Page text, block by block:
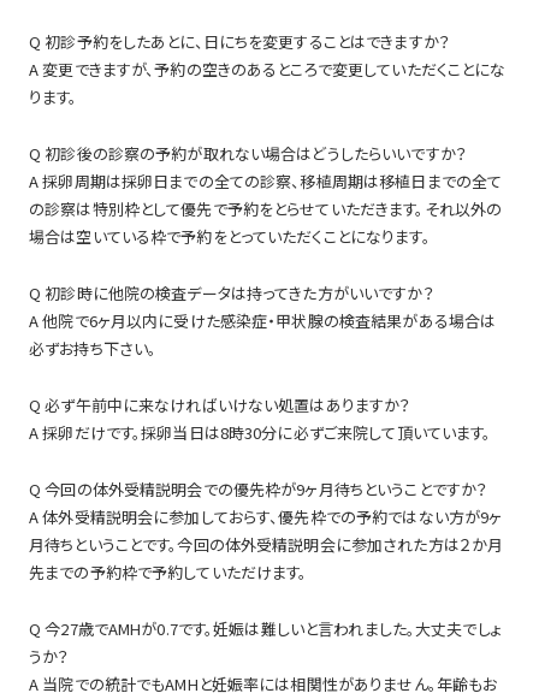
Q 初診予約をしたあとに、日にちを変更することはできますか？
A 変更できますが、予約の空きのあるところで変更していただくことにな
ります。
Q 初診後の診察の予約が取れない場合はどうしたらいいですか？
A 採卵周期は採卵日までの全ての診察、移植周期は移植日までの全て
の診察は特別枠として優先で予約をとらせていただきます。それ以外の
場合は空いている枠で予約をとっていただくことになります。
Q 初診時に他院の検査データは持ってきた方がいいですか？
A 他院で6ヶ月以内に受けた感染症・甲状腺の検査結果がある場合は
必ずお持ち下さい。
Q 必ず午前中に来なければいけない処置はありますか？
A 採卵だけです。採卵当日は8時30分に必ずご来院して頂いています。
Q 今回の体外受精説明会での優先枠が9ヶ月待ちということですか？
A 体外受精説明会に参加しておらす、優先枠での予約ではない方が9ヶ
月待ちということです。今回の体外受精説明会に参加された方は２か月
先までの予約枠で予約していただけます。
Q 今27歳でAMHが0.7です。妊娠は難しいと言われました。大丈夫でしょ
うか？
A 当院での統計でもAMHと妊娠率には相関性がありません。年齢もお